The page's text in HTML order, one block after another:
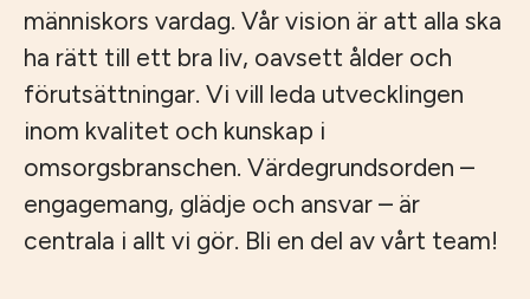
människors vardag. Vår vision är att alla ska
ha rätt till ett bra liv, oavsett ålder och
förutsättningar. Vi vill leda utvecklingen
inom kvalitet och kunskap i
omsorgsbranschen. Värdegrundsorden –
engagemang, glädje och ansvar – är
centrala i allt vi gör. Bli en del av vårt team!